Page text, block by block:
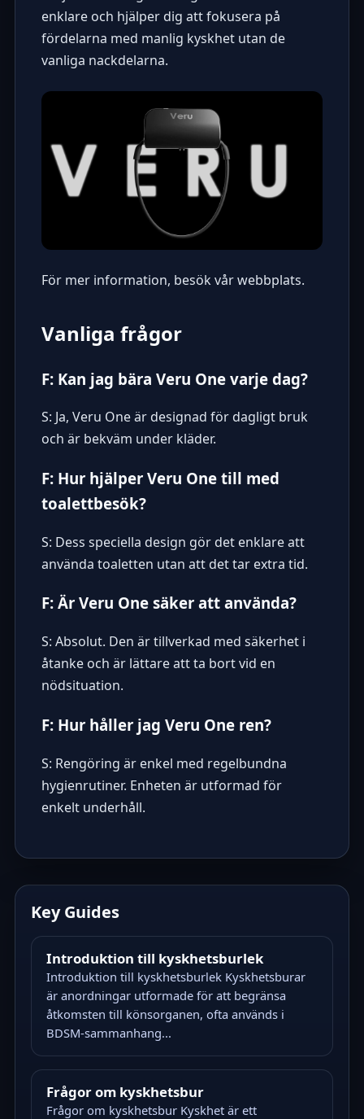
enklare och hjälper dig att fokusera på
fördelarna med manlig kyskhet utan de
vanliga nackdelarna.
För mer information, besök vårwebbplats.
Vanliga frågor
F: Kan jag bära Veru One varje dag?
S: Ja, Veru One är designad för dagligt bruk
och är bekväm under kläder.
F: Hur hjälper Veru One till med
toalettbesök?
S: Dess speciella design gör det enklare att
använda toaletten utan att det tar extra tid.
F: Är Veru One säker att använda?
S: Absolut. Den är tillverkad med säkerhet i
åtanke och är lättare att ta bort vid en
nödsituation.
F: Hur håller jag Veru One ren?
S: Rengöring är enkel med regelbundna
hygienrutiner. Enheten är utformad för
enkelt underhåll.
Key Guides
Introduktion till kyskhetsburlek
Introduktion till kyskhetsburlek Kyskhetsburar
är anordningar utformade för att begränsa
åtkomsten till könsorganen, ofta används i
BDSM-sammanhang...
Frågor om kyskhetsbur
Frågor om kyskhetsbur Kyskhet är ett